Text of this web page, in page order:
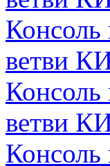
Консоль
ветви
Консоль
ветви
Консоль